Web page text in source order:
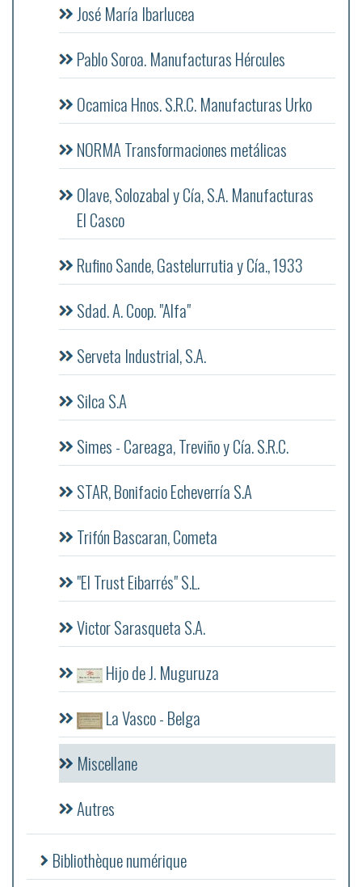
José María Ibarlucea
Pablo Soroa. Manufacturas Hércules
Ocamica Hnos. S.R.C. Manufacturas Urko
NORMA Transformaciones metálicas
Olave, Solozabal y Cía, S.A. Manufacturas
El Casco
Rufino Sande, Gastelurrutia y Cía., 1933
Sdad. A. Coop. "Alfa"
Serveta Industrial, S.A.
Silca S.A
Simes - Careaga, Treviño y Cía. S.R.C.
STAR, Bonifacio Echeverría S.A
Trifón Bascaran, Cometa
"El Trust Eibarrés" S.L.
Victor Sarasqueta S.A.
Hijo de J. Muguruza
La Vasco - Belga
Miscellane
Autres
Bibliothèque numérique